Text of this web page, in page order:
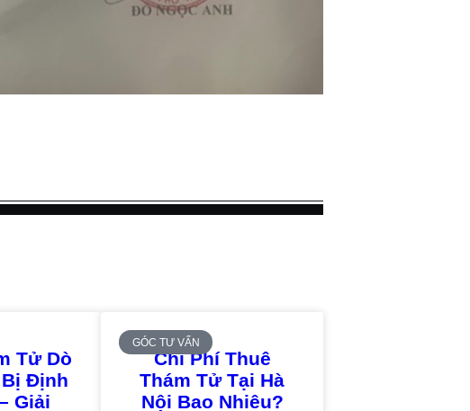
Tử Dò
Định
Giải
GÓC TƯ VẤN
Chi Phí Thuê
Thám Tử Tại Hà
Nội Bao Nhiêu?